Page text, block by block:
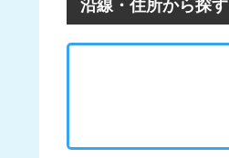
沿線・住所から探す